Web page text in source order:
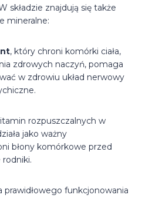
składzie znajdują się także
mineralne:
, który chroni komórki ciała,
zdrowych naczyń, pomaga
w zdrowiu układ nerwowy
rozpuszczalnych w
jako ważny
błony komórkowe przed
prawidłowego funkcjonowania